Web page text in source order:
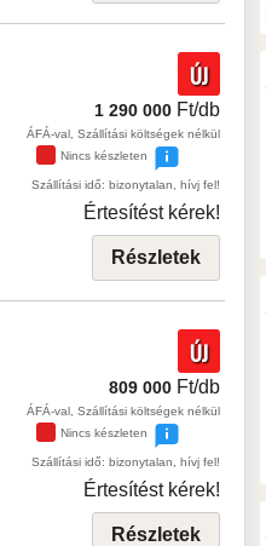
ÚJ
1 290 000 Ft/db
ÁFÁ-val, Szállítási költségek nélkül
Nincs készleten
Szállítási idő: bizonytalan, hívj fel!
Értesítést kérek!
Részletek
ÚJ
809 000 Ft/db
ÁFÁ-val, Szállítási költségek nélkül
Nincs készleten
Szállítási idő: bizonytalan, hívj fel!
Értesítést kérek!
Részletek